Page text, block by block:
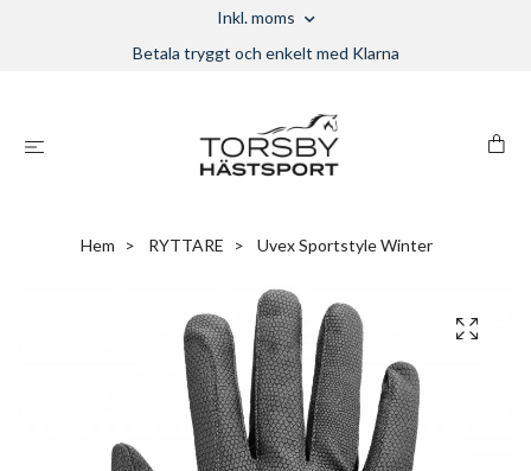
Inkl. moms
Betala tryggt och enkelt med Klarna
Hem RYTTARE Uvex Sportstyle Winter